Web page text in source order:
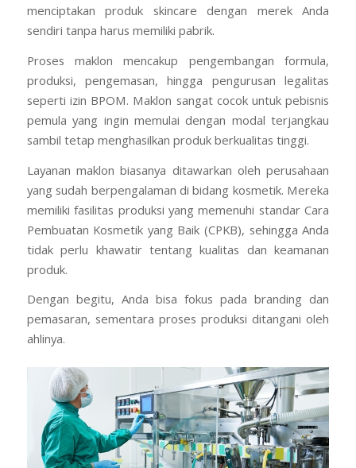
menciptakan produk skincare dengan merek Anda
sendiri tanpa harus memiliki pabrik.
Proses maklon mencakup pengembangan formula,
produksi, pengemasan, hingga pengurusan legalitas
seperti izin BPOM. Maklon sangat cocok untuk pebisnis
pemula yang ingin memulai dengan modal terjangkau
sambil tetap menghasilkan produk berkualitas tinggi.
Layanan maklon biasanya ditawarkan oleh perusahaan
yang sudah berpengalaman di bidang kosmetik. Mereka
memiliki fasilitas produksi yang memenuhi standar Cara
Pembuatan Kosmetik yang Baik (CPKB), sehingga Anda
tidak perlu khawatir tentang kualitas dan keamanan
produk.
Dengan begitu, Anda bisa fokus pada branding dan
pemasaran, sementara proses produksi ditangani oleh
ahlinya.